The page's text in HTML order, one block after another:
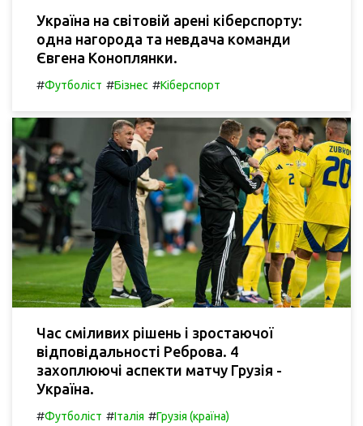
Україна на світовій арені кіберспорту:
одна нагорода та невдача команди
Євгена Коноплянки.
#Футболіст #Бізнес #Кіберспорт
Час сміливих рішень і зростаючої
відповідальності Реброва. 4
захоплюючі аспекти матчу Грузія -
Україна.
#Футболіст #Італія #Грузія (країна)